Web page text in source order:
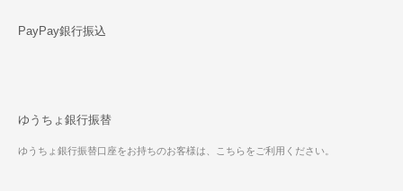
PayPay銀行振込
ゆうちょ銀行振替
ゆうちょ銀行振替口座をお持ちのお客様は、こちらをご利用ください。